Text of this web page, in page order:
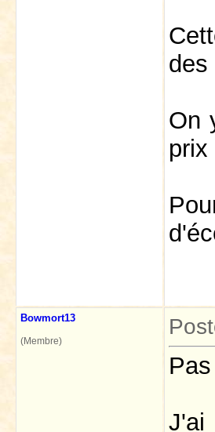
des
On
prix
Bowmort13
(Membre)